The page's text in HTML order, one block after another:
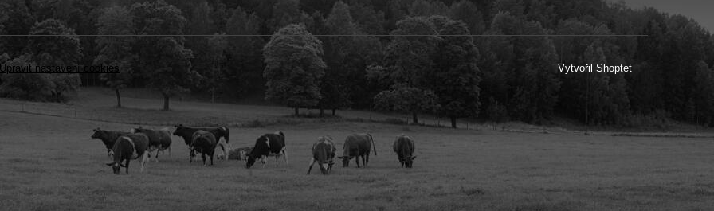
Vytvořil Shoptet
Upravit nastavení cookies